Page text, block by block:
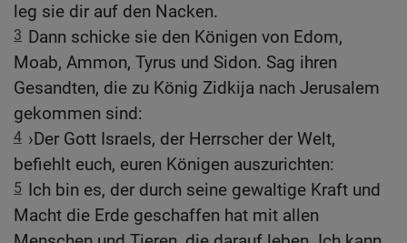
leg sie dir auf den Nacken.
3 Dann schicke sie den Königen von Edom,
Moab, Ammon, Tyrus und Sidon. Sag ihren
Gesandten, die zu König Zidkija nach Jerusalem
gekommen sind:
4 ›Der Gott Israels, der Herrscher der Welt,
befiehlt euch, euren Königen auszurichten:
5 Ich bin es, der durch seine gewaltige Kraft und
Macht die Erde geschaffen hat mit allen